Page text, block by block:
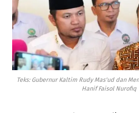
Teks: Gubernur Kaltim Rudy Mas'ud dan
Hanif Faisol Nurofiq